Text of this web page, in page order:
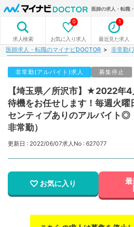
医師の求人・転職
求人検索 お気に入り求人
0
最近見た求人
1
医師求人・転職のマイナビDOCTOR 非常勤(
非常勤(アルバイト)求人 募集停止
【埼玉県／所沢市】★2022年
待機をお任せします！毎週火
センティブありのアルバイト◎
非常勤）
更新日 : 2022/06/07求人No : 627077
お気に入り